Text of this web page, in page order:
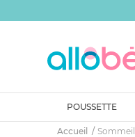
POUSSETTE
Accueil Sommeil